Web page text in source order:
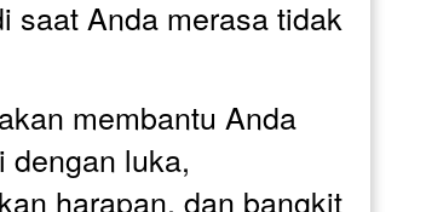
saat Anda merasa tidak
membantu Anda
dengan luka,
harapan, dan bangkit